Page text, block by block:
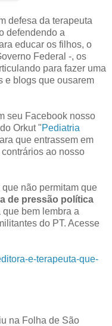
defesa da terapeuta
defendendo a
educar os filhos, o
Federal -, os
para fazer uma
e blogs que ousarem
seu Facebook nosso
Orkut "Pediatria
que entrassem em
ao nosso
que não permitam que
de pressão política
bem lembra a
do PT. Acesse
e-terapeuta-que-
na Folha de São